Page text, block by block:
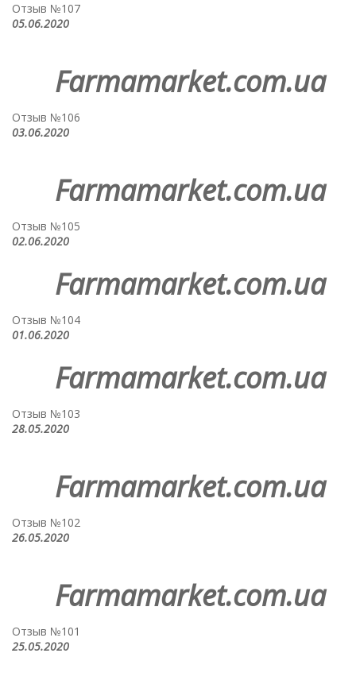
Отзыв №107
05.06.2020
Farmamarket.com.ua
Отзыв №106
03.06.2020
Farmamarket.com.ua
Отзыв №105
02.06.2020
Farmamarket.com.ua
Отзыв №104
01.06.2020
Farmamarket.com.ua
Отзыв №103
28.05.2020
Farmamarket.com.ua
Отзыв №102
26.05.2020
Farmamarket.com.ua
Отзыв №101
25.05.2020